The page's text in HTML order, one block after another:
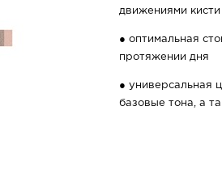
движениями кисти
● оптимальная
протяжении дня
● универсальная
базовые тона, а